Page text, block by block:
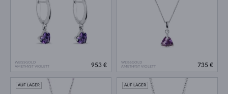
WEISSGOLD
AMETHYST VIOLETT
953 €
WEISSGOLD
AMETHYST VIOLETT
735 €
AUF LAGER AUF LAGER